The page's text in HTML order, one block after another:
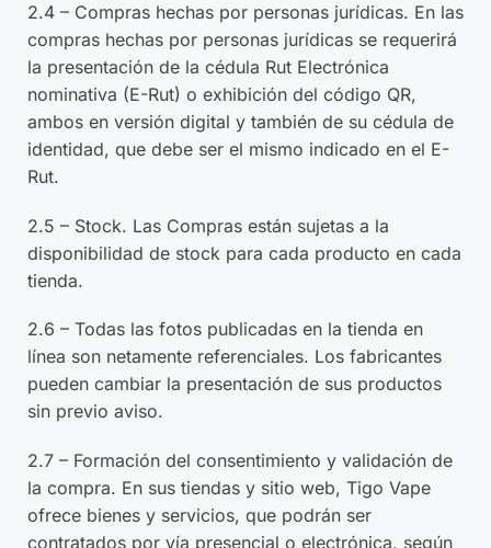
2.4 – Compras hechas por personas jurídicas. En las
compras hechas por personas jurídicas se requerirá
la presentación de la cédula Rut Electrónica
nominativa (E-Rut) o exhibición del código QR,
ambos en versión digital y también de su cédula de
identidad, que debe ser el mismo indicado en el E-
Rut.
2.5 – Stock. Las Compras están sujetas a la
disponibilidad de stock para cada producto en cada
tienda.
2.6 – Todas las fotos publicadas en la tienda en
línea son netamente referenciales. Los fabricantes
pueden cambiar la presentación de sus productos
sin previo aviso.
2.7 – Formación del consentimiento y validación de
la compra. En sus tiendas y sitio web, Tigo Vape
ofrece bienes y servicios, que podrán ser
contratados por vía presencial o electrónica, según